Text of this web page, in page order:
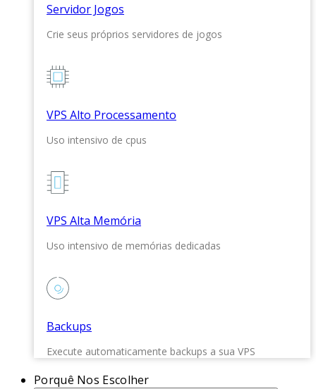
Servidor Jogos
Crie seus próprios servidores de jogos
VPS Alto Processamento
Uso intensivo de cpus
VPS Alta Memória
Uso intensivo de memórias dedicadas
Backups
Execute automaticamente backups a sua VPS
Porquê Nos Escolher